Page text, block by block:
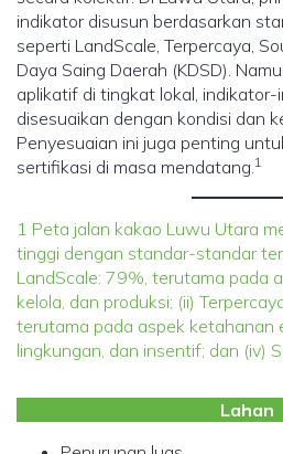
indikator disusun berdasarkan
seperti LandScale, Terpercaya,
Daya Saing Daerah (KDSD).
aplikatif di tingkat lokal,
disesuaikan dengan kondisi dan
Penyesuaian ini juga penting
sertifikasi di masa mendatang.1
1 Peta jalan kakao Luwu Utara
tinggi dengan standar-standar
LandScale: 79%, terutama pada
kelola, dan produksi; (ii)
terutama pada aspek ketahanan
lingkungan, dan insentif; dan (iv)
Lahan